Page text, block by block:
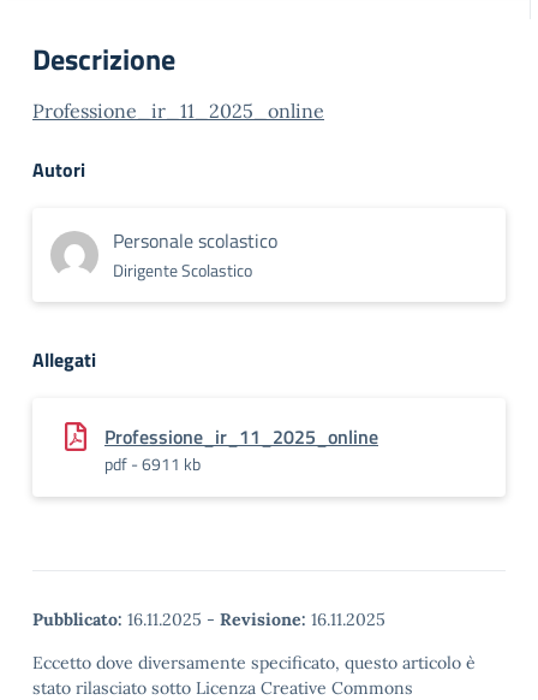
Descrizione
Professione_ir_11_2025_online
Autori
Personale scolastico
Dirigente Scolastico
Allegati
Professione_ir_11_2025_online
pdf - 6911 kb
Pubblicato: 16.11.2025 - Revisione: 16.11.2025
Eccetto dove diversamente specificato, questo articolo è
stato rilasciato sotto Licenza Creative Commons